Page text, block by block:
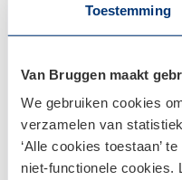
Toestemming
Van Bruggen maakt
We gebruiken cookies
verzamelen van
‘Alle cookies toestaan’
niet-functionele cookies.
Huis kopen
Huis verkopen
Bezoek eenvestiging
contact met ons op.